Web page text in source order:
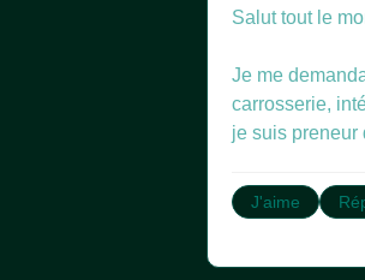
Salut tout le
Je me
carrosserie,
je suis preneur
J'aime